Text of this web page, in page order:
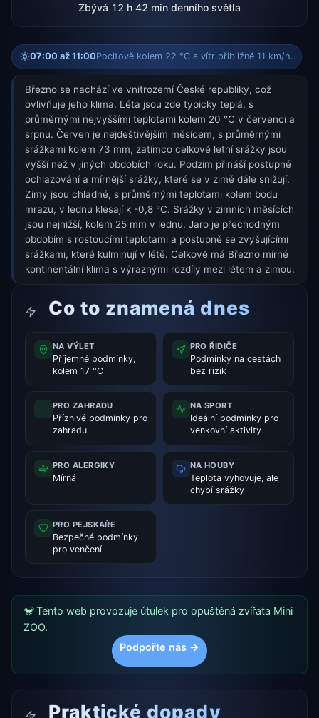
Zbývá 12 h 42 min denního světla
07:00 až 11:00Pocitově kolem 22 °C a vítr přibližně 11 km/h.
Březno se nachází ve vnitrozemí České republiky, což
ovlivňuje jeho klima. Léta jsou zde typicky teplá, s
průměrnými nejvyššími teplotami kolem 20 °C v červenci a
srpnu. Červen je nejdeštivějším měsícem, s průměrnými
srážkami kolem 73 mm, zatímco celkové letní srážky jsou
vyšší než v jiných obdobích roku. Podzim přináší postupné
ochlazování a mírnější srážky, které se v zimě dále snižují.
Zimy jsou chladné, s průměrnými teplotami kolem bodu
mrazu, v lednu klesají k -0,8 °C. Srážky v zimních měsících
jsou nejnižší, kolem 25 mm v lednu. Jaro je přechodným
obdobím s rostoucími teplotami a postupně se zvyšujícími
srážkami, které kulminují v létě. Celkově má Březno mírné
kontinentální klima s výraznými rozdíly mezi létem a zimou.
Co to znamená dnes
NA VÝLET
Příjemné podmínky,
kolem 17 °C
PRO ŘIDIČE
Podmínky na cestách
bez rizik
PRO ZAHRADU
Příznivé podmínky pro
zahradu
NA SPORT
Ideální podmínky pro
venkovní aktivity
PRO ALERGIKY
Mírná
NA HOUBY
Teplota vyhovuje, ale
chybí srážky
PRO PEJSKAŘE
Bezpečné podmínky
pro venčení
🐒 Tento web provozuje útulek pro opuštěná zvířata Mini
ZOO.
Podpořte nás →
Praktické dopady